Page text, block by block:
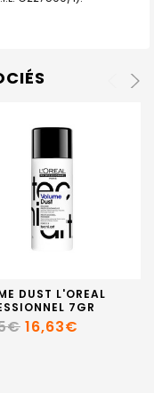
DUST L'OREAL
7GR
16,63€